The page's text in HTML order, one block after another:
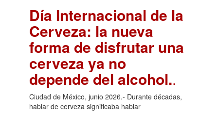
Día Internacional de la
Cerveza: la nueva
forma de disfrutar una
cerveza ya no
depende del alcohol..
Ciudad de México, junio 2026.- Durante décadas,
hablar de cerveza significaba hablar